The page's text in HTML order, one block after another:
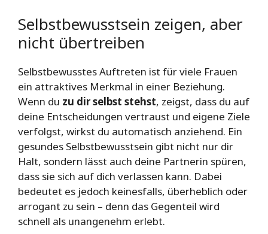
Selbstbewusstsein zeigen, aber
nicht übertreiben
Selbstbewusstes Auftreten ist für viele Frauen
ein attraktives Merkmal in einer Beziehung.
Wenn du zu dir selbst stehst, zeigst, dass du auf
deine Entscheidungen vertraust und eigene Ziele
verfolgst, wirkst du automatisch anziehend. Ein
gesundes Selbstbewusstsein gibt nicht nur dir
Halt, sondern lässt auch deine Partnerin spüren,
dass sie sich auf dich verlassen kann. Dabei
bedeutet es jedoch keinesfalls, überheblich oder
arrogant zu sein – denn das Gegenteil wird
schnell als unangenehm erlebt.